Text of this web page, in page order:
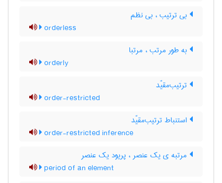
بی ترتیب ، بی نظم
orderless
به طور مرتب ، مرتبا
orderly
ترتیب‌مقیّد
order-restricted
استنباط ترتیب‌مقیّد
order-restricted inference
مرتبه ی یک عنصر ، پریود یک عنصر
period of an element